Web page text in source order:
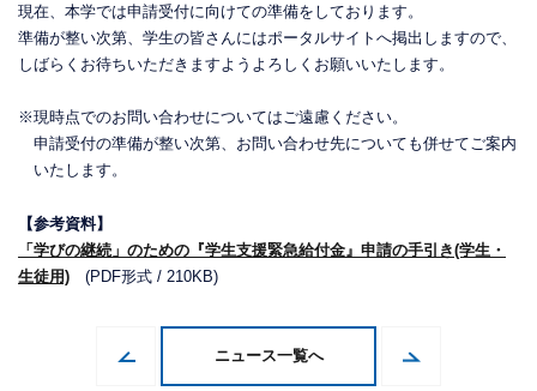
現在、本学では申請受付に向けての準備をしております。
準備が整い次第、学生の皆さんにはポータルサイトへ掲出しますので、
しばらくお待ちいただきますようよろしくお願いいたします。
※現時点でのお問い合わせについてはご遠慮ください。
申請受付の準備が整い次第、お問い合わせ先についても併せてご案内
いたします。
【参考資料】
「学びの継続」のための『学生支援緊急給付金』申請の手引き(学生・
生徒用) (PDF形式 / 210KB)
ニュース一覧へ